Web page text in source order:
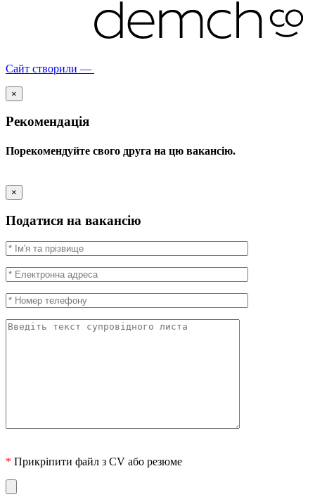
Сайт створили —
×
Рекомендація
Порекомендуйте свого друга на цю вакансію.
×
Податися на вакансію
* Прикріпити файл з CV або резюме